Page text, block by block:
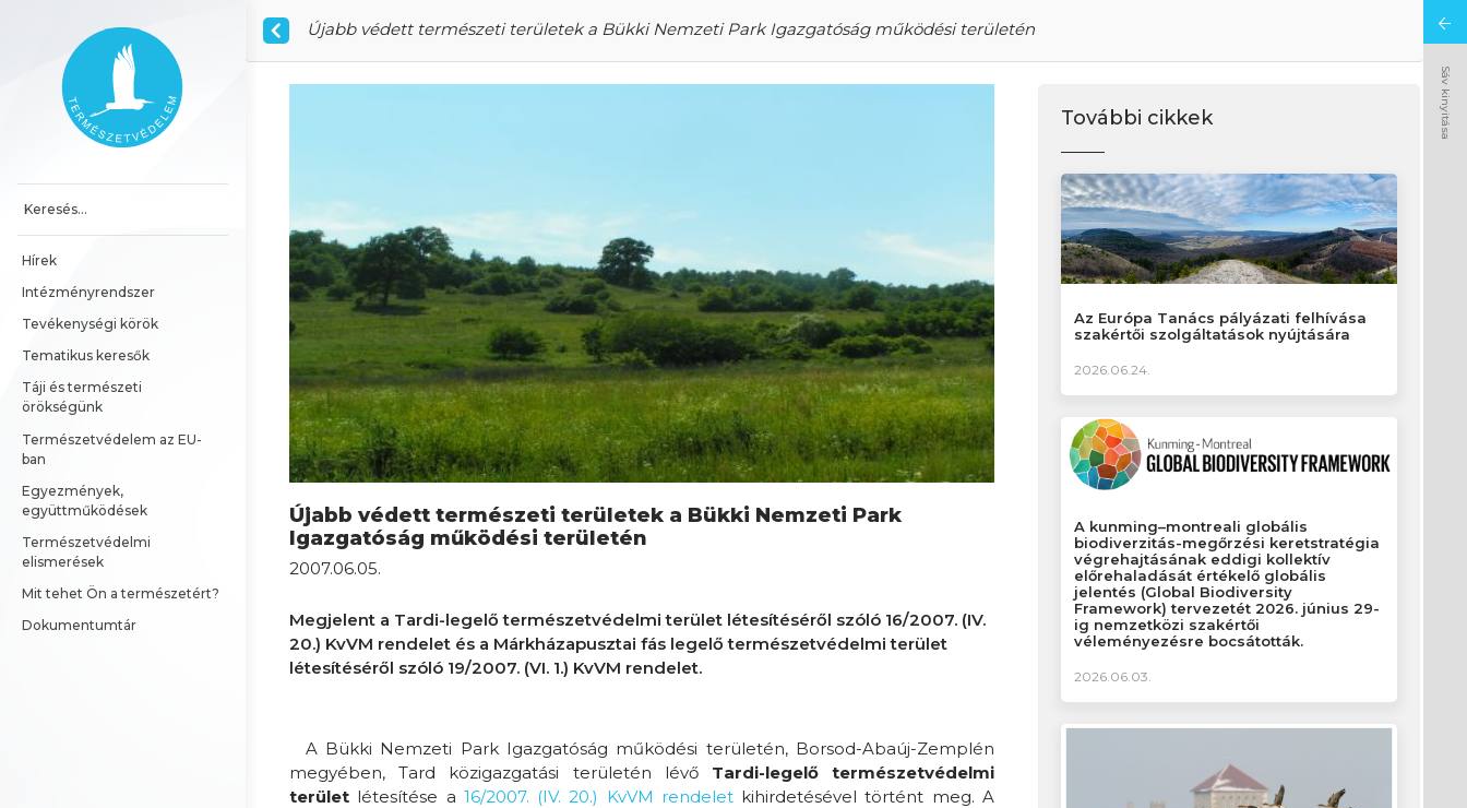
Főoldal
Hírek
Intézményrendszer
Tevékenységi körök
Tematikus keresők
Táji és természeti
örökségünk
Természetvédelem az EU-
ban
Egyezmények,
együttműködések
Természetvédelmi
elismerések
Mit tehet Ön a természetért?
Dokumentumtár
Újabb védett természeti területek a Bükki Nemzeti Park Igazgatóság működési területén
Újabb védett természeti területek a Bükki Nemzeti Park
Igazgatóság működési területén
2007.06.05.
Megjelent a Tardi-legelő természetvédelmi terület létesítéséről szóló 16/2007. (IV.
20.) KvVM rendelet és a Márkházapusztai fás legelő természetvédelmi terület
létesítéséről szóló 19/2007. (VI. 1.) KvVM rendelet.
A Bükki Nemzeti Park Igazgatóság működési területén, Borsod-Abaúj-Zemplén
megyében, Tard közigazgatási területén lévő Tardi-legelő természetvédelmi
terület létesítése a 16/2007. (IV. 20.) KvVM rendeletkihirdetésével történt meg. A
További cikkek
Az Európa Tanács pályázati felhívása
szakértői szolgáltatások nyújtására
2026.06.24.
A kunming–montreali globális
biodiverzitás-megőrzési keretstratégia
végrehajtásának eddigi kollektív
előrehaladását értékelő globális
jelentés (Global Biodiversity
Framework) tervezetét 2026. június 29-
ig nemzetközi szakértői
véleményezésre bocsátották.
2026.06.03.
Sáv kinyitása